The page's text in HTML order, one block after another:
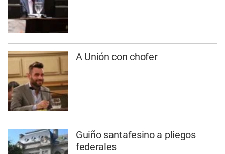
A Unión con chofer
Guiño santafesino a pliegos
federales